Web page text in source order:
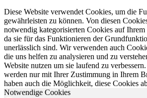
Diese Website verwendet Cookies, um die
gewährleisten zu können. Von diesen
notwendig kategorisierten Cookies auf Ihrem
da sie für das Funktionieren der
unerlässlich sind. Wir verwenden auch
die uns helfen zu analysieren und zu
Website nutzen um sie laufend zu
werden nur mit Ihrer Zustimmung in Ihrem
haben auch die Möglichkeit, diese Cookies
Notwendige Cookies